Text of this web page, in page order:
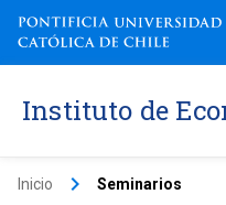
Instituto de
Inicio keyboard_arrow_right Seminarios